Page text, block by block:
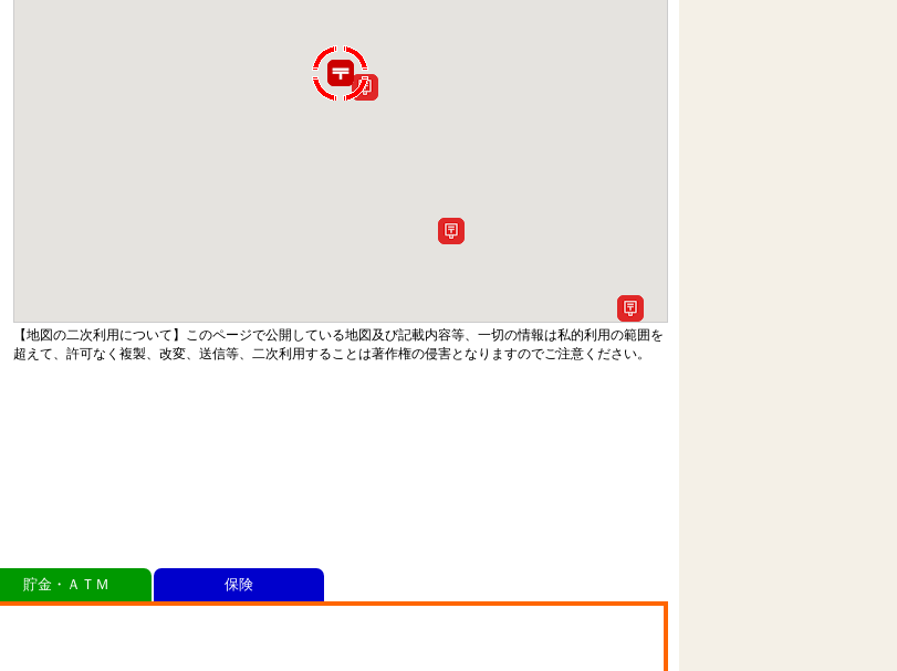
【地図の二次利用について】このページで公開している地図及び記載内容等、一切の情報は私的利用の範囲を
超えて、許可なく複製、改変、送信等、二次利用することは著作権の侵害となりますのでご注意ください。
貯金・ＡＴＭ 保険